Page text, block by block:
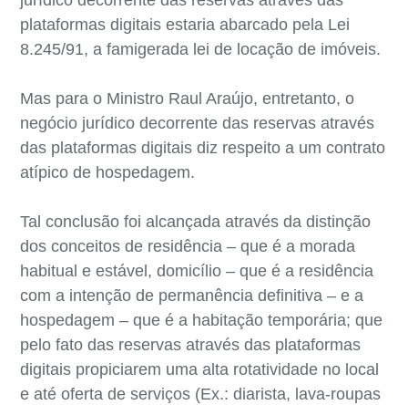
plataformas digitais estaria abarcado pela Lei
8.245/91, a famigerada lei de locação de imóveis.
Mas para o Ministro Raul Araújo, entretanto, o
negócio jurídico decorrente das reservas através
das plataformas digitais diz respeito a um contrato
atípico de hospedagem.
Tal conclusão foi alcançada através da distinção
dos conceitos de residência – que é a morada
habitual e estável, domicílio – que é a residência
com a intenção de permanência definitiva – e a
hospedagem – que é a habitação temporária; que
pelo fato das reservas através das plataformas
digitais propiciarem uma alta rotatividade no local
e até oferta de serviços (Ex.: diarista, lava-roupas